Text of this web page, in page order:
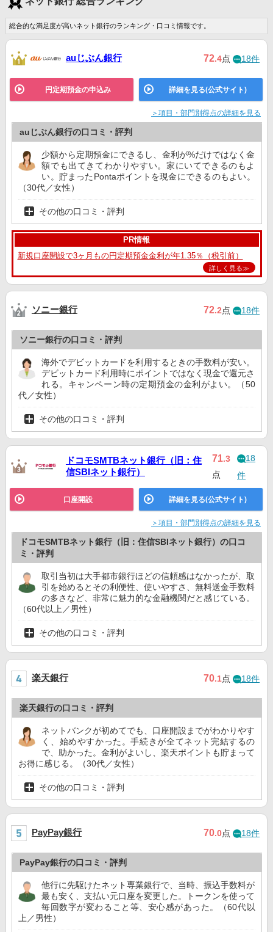
総合的な満足度が高いネット銀行のランキング・口コミ情報です。
auじぶん銀行 72.4点 18件
円定期預金の申込み 詳細を見る(公式サイト)
＞項目・部門別得点の詳細を見る
auじぶん銀行の口コミ・評判
少額から定期預金にできるし、金利が%だけではなく金
額でも出てきてわかりやすい。家にいてできるのもよ
い。貯まったPontaポイントを現金にできるのもよい。
（30代／女性）
その他の口コミ・評判
PR情報
新規口座開設で3ヶ月もの円定期預金金利が年1.35％（税引前）
詳しく見る≫
ソニー銀行 72.2点 18件
ソニー銀行の口コミ・評判
海外でデビットカードを利用するときの手数料が安い。
デビットカード利用時にポイントではなく現金で還元さ
れる。キャンペーン時の定期預金の金利がよい。（50
代／女性）
その他の口コミ・評判
ドコモSMTBネット銀行（旧：住
信SBIネット銀行）
71.3
点
18
件
口座開設 詳細を見る(公式サイト)
＞項目・部門別得点の詳細を見る
ドコモSMTBネット銀行（旧：住信SBIネット銀行）の口コ
ミ・評判
取引当初は大手都市銀行ほどの信頼感はなかったが、取
引を始めるとその利便性、使いやすさ、無料送金手数料
の多さなど、非常に魅力的な金融機関だと感じている。
（60代以上／男性）
その他の口コミ・評判
楽天銀行 70.1点 18件
楽天銀行の口コミ・評判
ネットバンクが初めてでも、口座開設までがわかりやす
く、始めやすかった。手続きが全てネット完結するの
で、助かった。金利がよいし、楽天ポイントも貯まって
お得に感じる。（30代／女性）
その他の口コミ・評判
PayPay銀行 70.0点 18件
PayPay銀行の口コミ・評判
他行に先駆けたネット専業銀行で、当時、振込手数料が
最も安く、支払い元口座を変更した。トークンを使って
毎回数字が変わること等、安心感があった。（60代以
上／男性）